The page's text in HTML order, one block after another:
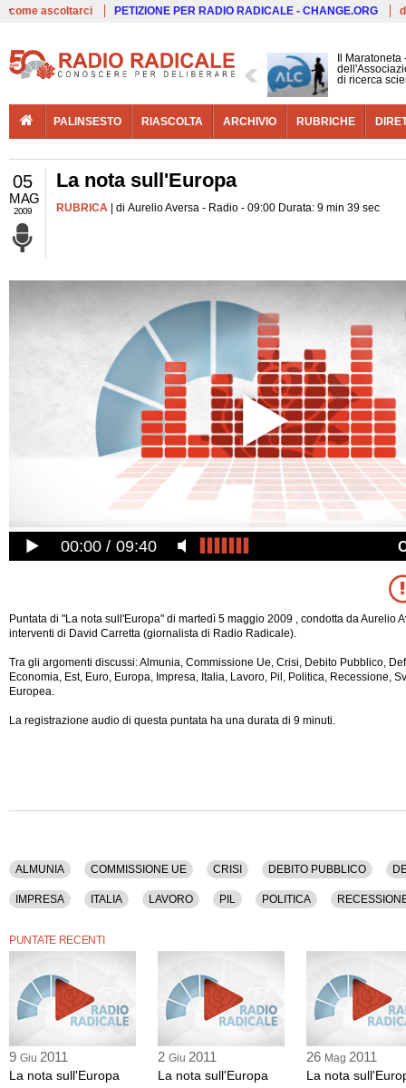
come ascoltarci PETIZIONE PER RADIO RADICALE - CHANGE.ORG
Il
di ricerca
PALINSESTO RIASCOLTA ARCHIVIO RUBRICHE
05
MAG
2009
La nota sull'Europa
RUBRICA | di Aurelio Aversa - Radio - 09:00 Durata: 9 min 39 sec
00:00 09:40
Puntata di "La nota sull'Europa" di martedì 5 maggio 2009 , condotta da Aurelio
interventi di David Carretta (giornalista di Radio Radicale).
Tra gli argomenti discussi: Almunia, Commissione Ue, Crisi, Debito Pubblico,
Economia, Est, Euro, Europa, Impresa, Italia, Lavoro, Pil, Politica, Recessione,
Europea.
La registrazione audio di questa puntata ha una durata di 9 minuti.
ALMUNIA COMMISSIONE UE CRISI DEBITO PUBBLICO
IMPRESA ITALIA LAVORO PIL POLITICA
PUNTATE RECENTI
9 Giu 2011
La nota sull'Europa
2 Giu 2011
La nota sull'Europa
26 Mag 2011
La nota